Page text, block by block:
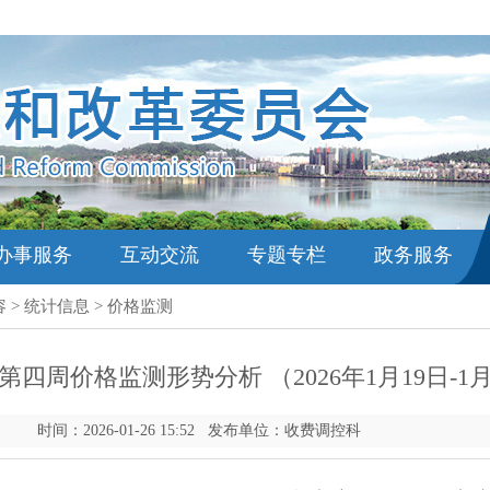
事服务 互动交流 专题专栏 政务服务
> 统计信息 > 价格监测
四周价格监测形势分析 （2026年1月19日-1
时间：2026-01-26 15:52 发布单位：收费调控科